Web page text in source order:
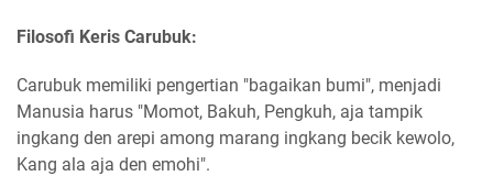
Filosofi Keris Carubuk:
Carubuk memiliki pengertian "bagaikan bumi", menjadi
Manusia harus "Momot, Bakuh, Pengkuh, aja tampik
ingkang den arepi among marang ingkang becik kewolo,
Kang ala aja den emohi".